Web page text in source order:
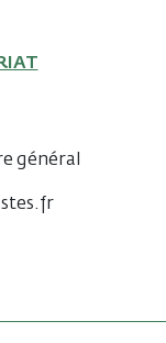
général